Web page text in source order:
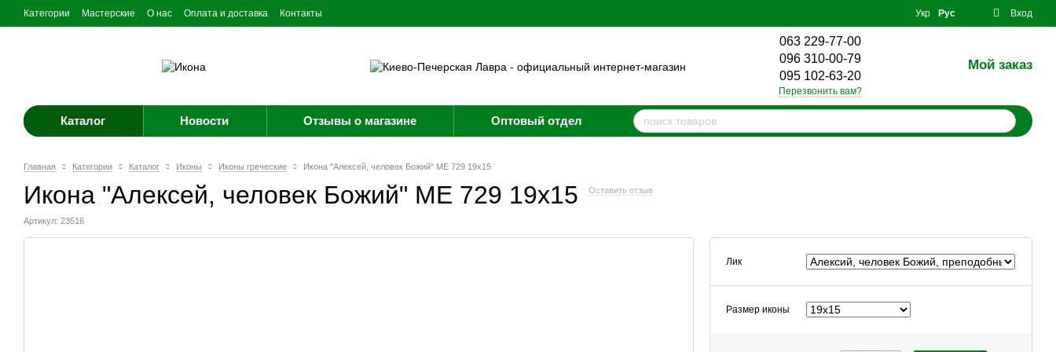
Категории Мастерские О нас Оплата и доставка Контакты Укр Рус Вход
063 229-77-00
096 310-00-79
095 102-63-20
Перезвонить вам?
Мой заказ
Каталог Новости Отзывы о магазине Оптовый отдел
Главная Категории Каталог Иконы Иконы греческие Икона "Алексей, человек Божий" ME 729 19x15
Икона "Алексей, человек Божий" ME 729 19x15 Оставить отзыв
Артикул: 23516
Лик
Размер иконы